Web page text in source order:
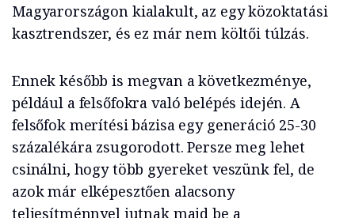
Magyarországon kialakult, az egy közoktatási
kasztrendszer, és ez már nem költői túlzás.
Ennek később is megvan a következménye,
például a felsőfokra való belépés idején. A
felsőfok merítési bázisa egy generáció 25-30
százalékára zsugorodott. Persze meg lehet
csinálni, hogy több gyereket veszünk fel, de
azok már elképesztően alacsony
teljesítménnyel jutnak majd be a